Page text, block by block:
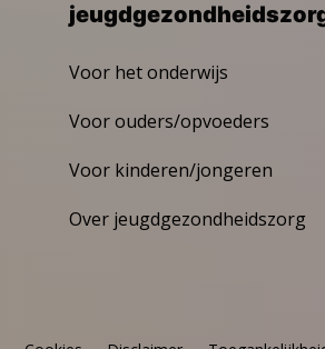
Voor het onderwijs
Voor ouders/opvoeders
Voor kinderen/jongeren
Over jeugdgezondheidszorg